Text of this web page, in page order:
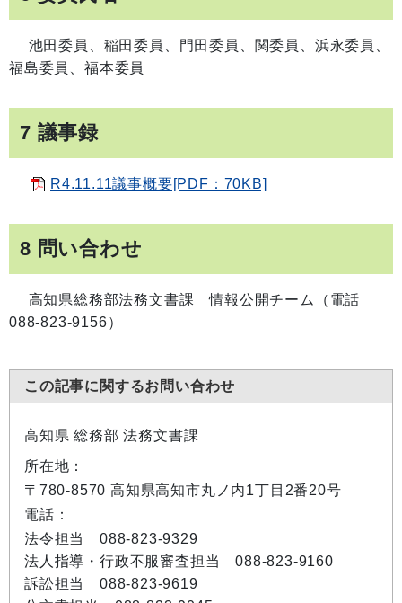
池田委員、稲田委員、門田委員、関委員、浜永委員、
福島委員、福本委員
7 議事録
R4.11.11議事概要[PDF：70KB]
8 問い合わせ
高知県総務部法務文書課 情報公開チーム（電話
088-823-9156）
この記事に関するお問い合わせ
高知県 総務部 法務文書課
所在地：
〒780-8570 高知県高知市丸ノ内1丁目2番20号
電話：
法令担当 088-823-9329
法人指導・行政不服審査担当 088-823-9160
訴訟担当 088-823-9619